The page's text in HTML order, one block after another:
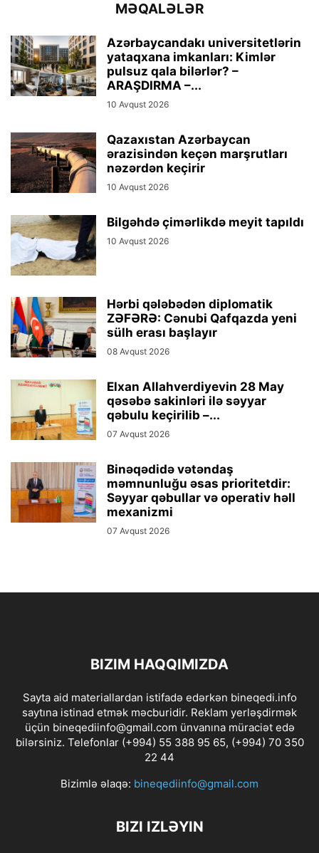
MƏQALƏLƏR
Azərbaycandakı universitetlərin
yataqxana imkanları: Kimlər
pulsuz qala bilərlər? –
ARAŞDIRMA –...
10 Avqust 2026
Qazaxıstan Azərbaycan
ərazisindən keçən marşrutları
nəzərdən keçirir
10 Avqust 2026
Bilgəhdə çimərlikdə meyit tapıldı
10 Avqust 2026
Hərbi qələbədən diplomatik
ZƏFƏRƏ: Cənubi Qafqazda yeni
sülh erası başlayır
08 Avqust 2026
Elxan Allahverdiyevin 28 May
qəsəbə sakinləri ilə səyyar
qəbulu keçirilib –...
07 Avqust 2026
Binəqədidə vətəndaş
məmnunluğu əsas prioritetdir:
Səyyar qəbullar və operativ həll
mexanizmi
07 Avqust 2026
BIZIM HAQQIMIZDA
Sayta aid materiallardan istifadə edərkən bineqedi.info
saytına istinad etmək məcburidir. Reklam yerləşdirmək
üçün bineqediinfo@gmail.com ünvanına müraciət edə
bilərsiniz. Telefonlar (+994) 55 388 95 65, (+994) 70 350
22 44
Bizimlə əlaqə: bineqediinfo@gmail.com
BIZI IZLƏYIN